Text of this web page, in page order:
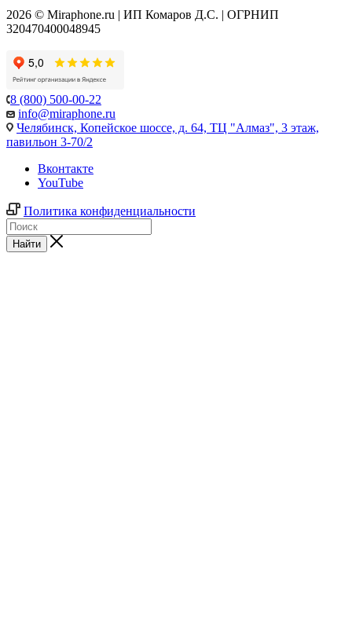
2026 © Miraphone.ru | ИП Комаров Д.С. | ОГРНИП
320470400048945
8 (800) 500-00-22
info@miraphone.ru
Челябинск, Копейское шоссе, д. 64, ТЦ "Алмаз", 3 этаж,
павильон 3-70/2
Вконтакте
YouTube
Политика конфиденциальности
Найти